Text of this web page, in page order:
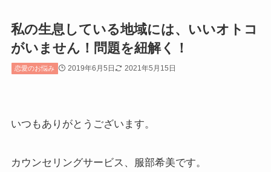
私の生息している地域には、いいオトコ
がいません！問題を紐解く！
恋愛のお悩み 2019年6月5日 2021年5月15日
いつもありがとうございます。
カウンセリングサービス、服部希美です。